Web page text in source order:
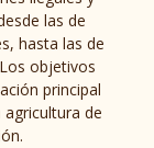
las de
hasta las de
objetivos
principal
de